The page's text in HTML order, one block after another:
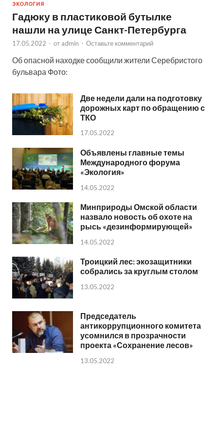
ЭКОЛОГИЯ
Гадюку в пластиковой бутылке
нашли на улице Санкт-Петербурга
17.05.2022 - от admin - Оставьте комментарий
Об опасной находке сообщили жители Серебристого
бульвара Фото:
Две недели дали на подготовку
дорожных карт по обращению с
ТКО
17.05.2022
Объявлены главные темы
Международного форума
«Экология»
14.05.2022
Минприроды Омской области
назвало новость об охоте на
рысь «дезинформирующей»
14.05.2022
Троицкий лес: экозащитники
собрались за круглым столом
13.05.2022
Председатель
антикоррупционного комитета
усомнился в прозрачности
проекта «Сохранение лесов»
13.05.2022